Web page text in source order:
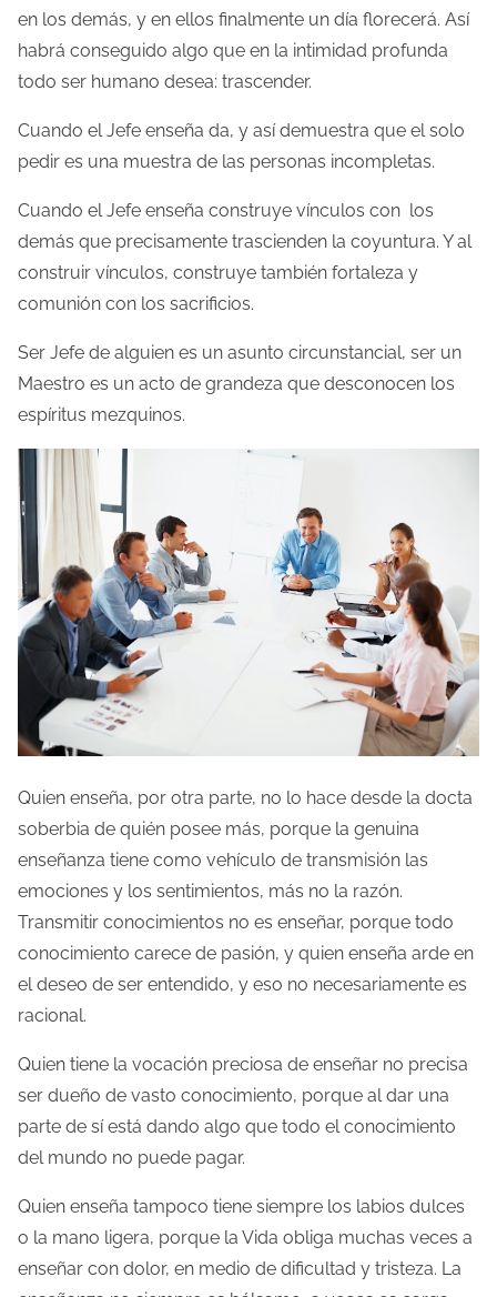
u
r
d
e
r
a
d
a
en los demás, y en ellos finalmente un día florecerá. Así
habrá conseguido algo que en la intimidad profunda
todo ser humano desea: trascender.
Cuando el Jefe enseña da, y así demuestra que el solo
pedir es una muestra de las personas incompletas.
Cuando el Jefe enseña construye vínculos con los
demás que precisamente trascienden la coyuntura. Y al
construir vínculos, construye también fortaleza y
comunión con los sacrificios.
Ser Jefe de alguien es un asunto circunstancial, ser un
Maestro es un acto de grandeza que desconocen los
espíritus mezquinos.
Quien enseña, por otra parte, no lo hace desde la docta
soberbia de quién posee más, porque la genuina
enseñanza tiene como vehículo de transmisión las
emociones y los sentimientos, más no la razón.
Transmitir conocimientos no es enseñar, porque todo
conocimiento carece de pasión, y quien enseña arde en
el deseo de ser entendido, y eso no necesariamente es
racional.
Quien tiene la vocación preciosa de enseñar no precisa
ser dueño de vasto conocimiento, porque al dar una
parte de sí está dando algo que todo el conocimiento
del mundo no puede pagar.
Quien enseña tampoco tiene siempre los labios dulces
o la mano ligera, porque la Vida obliga muchas veces a
enseñar con dolor, en medio de dificultad y tristeza. La